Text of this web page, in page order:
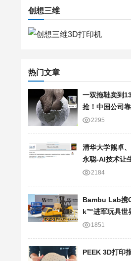
创想三维
热门文章
一双拖鞋卖到
抢！中国公司
术，半年狂卷20
2295
清华大学熊卓
永聪-AI技术让
印走向临床应用
2184
Bambu Lab携
k™进军玩具世
1851
PEEK 3D打印